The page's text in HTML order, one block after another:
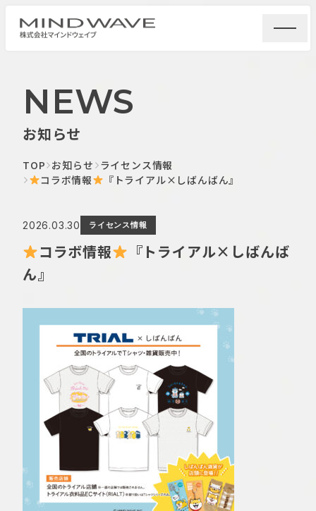
NEWS
お知らせ
TOP お知らせ ライセンス情報
コラボ情報
『トライアル×しばんばん』
2026.03.30 ライセンス情報
コラボ情報
『トライアル×しばんば
ん』